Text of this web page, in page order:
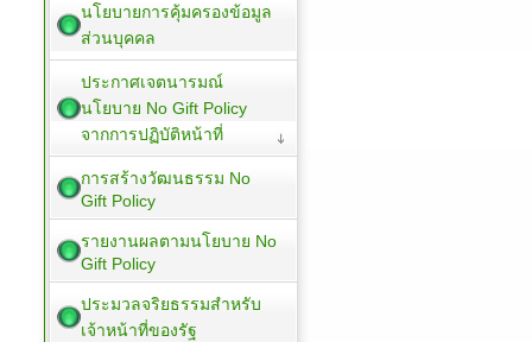
นโยบายการคุ้มครองข้อมูล
ส่วนบุคคล
ประกาศเจตนารมณ์
นโยบาย No Gift Policy
จากการปฏิบัติหน้าที่
การสร้างวัฒนธรรม No
Gift Policy
รายงานผลตามนโยบาย No
Gift Policy
ประมวลจริยธรรมสำหรับ
เจ้าหน้าที่ของรัฐ